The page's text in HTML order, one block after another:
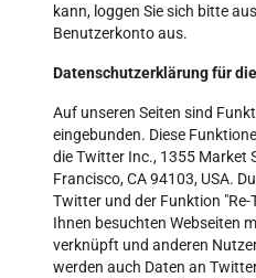
kann, loggen Sie sich bitte
Benutzerkonto aus.
Datenschutzerklärung für
Auf unseren Seiten sind
eingebunden. Diese
die Twitter Inc., 1355 Market
Francisco, CA 94103, USA.
Twitter und der Funktion "Re-
Ihnen besuchten Webseiten
verknüpft und anderen
werden auch Daten an